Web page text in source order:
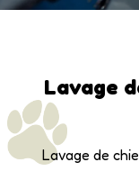
Lavage
Lavage de